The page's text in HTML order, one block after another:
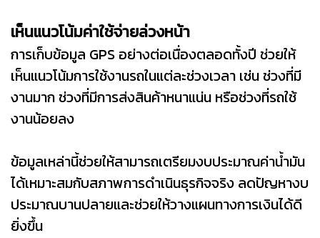
เห็นแนวโน้มค่าใช้จ่ายล่วงหน้า
การเก็บข้อมูล GPS อย่างต่อเนื่องตลอดทั้งปี ช่วยให้
เห็นแนวโน้มการใช้งานรถในแต่ละช่วงเวลา เช่น ช่วงที่มี
งานมาก ช่วงที่มีการส่งสินค้าหนาแน่น หรือช่วงที่รถใช้
งานน้อยลง
ข้อมูลเหล่านี้ช่วยให้สามารถเตรียมงบประมาณค่าน้ำมัน
ได้เหมาะสมกับสภาพการดำเนินธุรกิจจริง ลดปัญหางบ
ประมาณบานปลายและช่วยให้วางแผนทางการเงินได้ดี
ยิ่งขึ้น